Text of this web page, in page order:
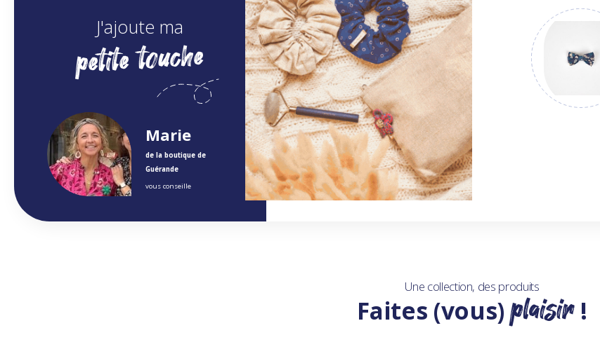
J'ajoute ma
petite touche
Marie
de la boutique de
Guérande
vous conseille
Une collection, des produits
Faites (vous)plaisir!